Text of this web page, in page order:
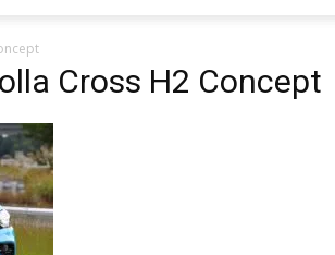
Cross H2 Concept